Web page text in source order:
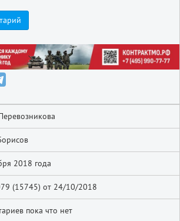
2018 года
(15745) от 24/10/2018
пока что нет